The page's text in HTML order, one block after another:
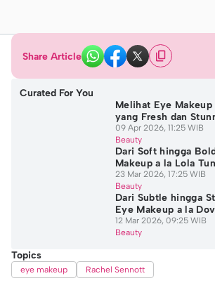
Share Article
Curated For You
Melihat Eye
yang Fresh dan
09 Apr 2026, 11:25 WIB
Beauty
Dari Soft hingga
Makeup a la Lola
23 Mar 2026, 17:25 WIB
Beauty
Dari Subtle hingga
Eye Makeup a la
12 Mar 2026, 09:25 WIB
Beauty
Topics
eye makeup Rachel Sennott